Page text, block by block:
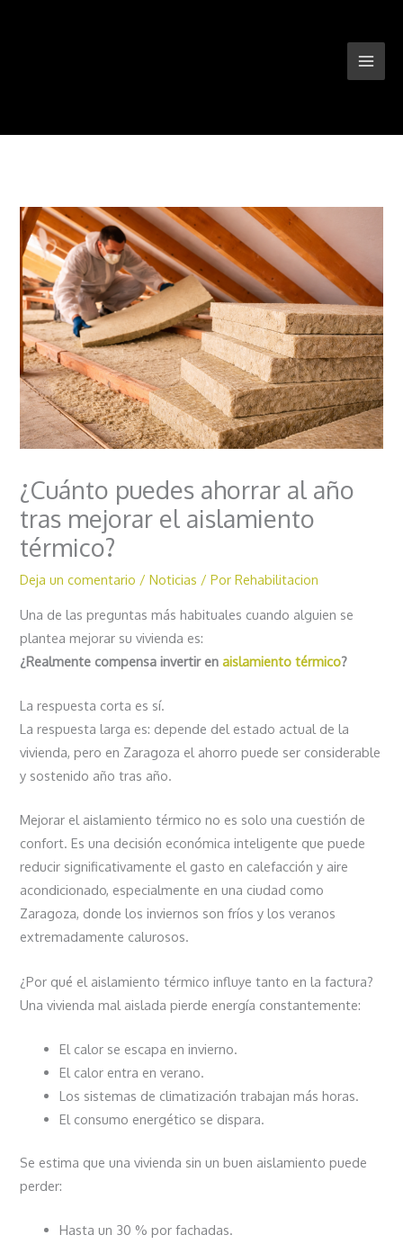
¿Cuánto puedes ahorrar al año
tras mejorar el aislamiento
térmico?
Deja un comentario /Noticias / PorRehabilitacion
Una de las preguntas más habituales cuando alguien se
plantea mejorar su vivienda es:
¿Realmente compensa invertir enaislamiento térmico?
La respuesta corta es sí.
La respuesta larga es: depende del estado actual de la
vivienda, pero en Zaragoza el ahorro puede ser considerable
y sostenido año tras año.
Mejorar el aislamiento térmico no es solo una cuestión de
confort. Es una decisión económica inteligente que puede
reducir significativamente el gasto en calefacción y aire
acondicionado, especialmente en una ciudad como
Zaragoza, donde los inviernos son fríos y los veranos
extremadamente calurosos.
¿Por qué el aislamiento térmico influye tanto en la factura?
Una vivienda mal aislada pierde energía constantemente:
El calor se escapa en invierno.
El calor entra en verano.
Los sistemas de climatización trabajan más horas.
El consumo energético se dispara.
Se estima que una vivienda sin un buen aislamiento puede
perder:
Hasta un 30 % por fachadas.